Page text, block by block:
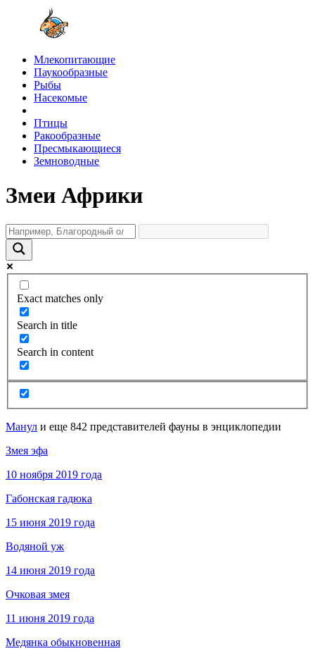
Млекопитающие
Паукообразные
Рыбы
Насекомые
Птицы
Ракообразные
Пресмыкающиеся
Земноводные
Змеи Африки
Exact matches only
Search in title
Search in content
Манул и еще 842 представителей фауны в энциклопедии
Змея эфа
10 ноября 2019 года
Габонская гадюка
15 июня 2019 года
Водяной уж
14 июня 2019 года
Очковая змея
11 июня 2019 года
Медянка обыкновенная